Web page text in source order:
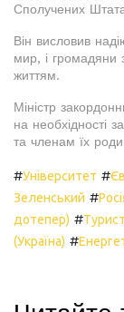
Сполучених
Він висловив
мир, і громадяни
життям.
Міністр
на необхідності
та членам їх
#Університет #
Зеленський #
дотепер) #
(Україна) #